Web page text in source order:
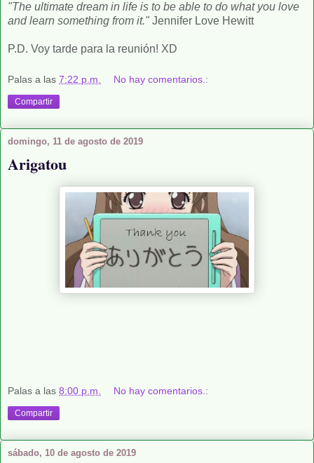
"The ultimate dream in life is to be able to do what you love
and learn something from it." Jennifer Love Hewitt
P.D. Voy tarde para la reunión! XD
Palas a las 7:22 p.m. No hay comentarios.:
Compartir
domingo, 11 de agosto de 2019
Arigatou
Palas a las 8:00 p.m. No hay comentarios.:
Compartir
sábado, 10 de agosto de 2019